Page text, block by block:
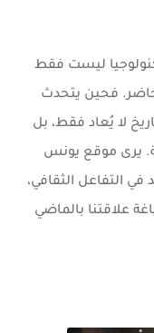
ليست فقط
فحين يتحدث
لا يُعاد فقط، بل
يرى موقع يونس
التفاعل الثقافي،
علاقتنا بالماضي